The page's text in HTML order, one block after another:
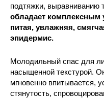
подтяжки, выравниванию
обладает
питая, увлажняя,
эпидермис.
Молодильный спас для
насыщенной текстурой.
мгновенно впитывается,
стянутость,